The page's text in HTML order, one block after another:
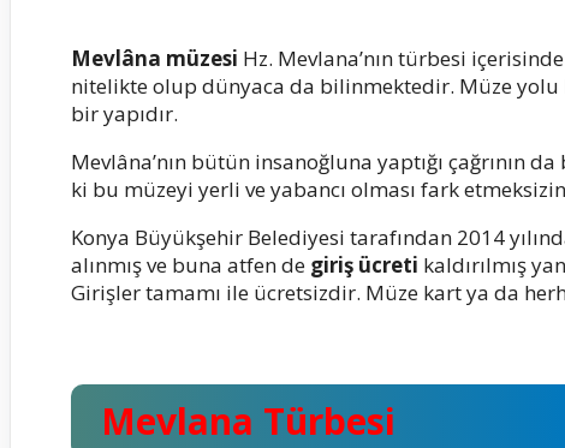
Mevlâna müzesi Hz. Mevlana’nın türbesi
nitelikte olup dünyaca da bilinmektedir. Müze yolu
bir yapıdır.
Mevlâna’nın bütün insanoğluna yaptığı çağrının
ki bu müzeyi yerli ve yabancı olması fark
Konya Büyükşehir Belediyesi tarafından 2014
alınmış ve buna atfen de giriş ücreti kaldırılmış
Girişler tamamı ile ücretsizdir. Müze kart ya da
Mevlana Türbesi